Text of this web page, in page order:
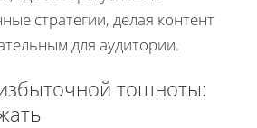
стратегии, делая контент
для аудитории.
тошноты: